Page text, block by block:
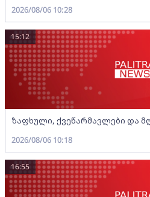
2026/08/06 10:28
ზაფხული, ქვეწარმავლები და
15:12
2026/08/06 10:18
16:55